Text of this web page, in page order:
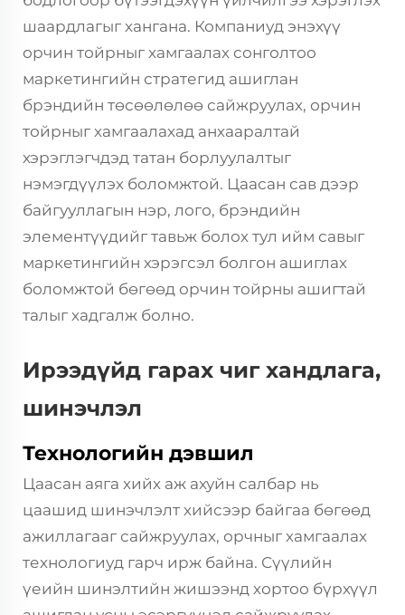
шаардлагыг хангана. Компаниуд энэхүү
орчин тойрныг хамгаалах сонголтоо
маркетингийн стратегид ашиглан
брэндийн төсөөлөлөө сайжруулах, орчин
тойрныг хамгаалахад анхааралтай
хэрэглэгчдэд татан борлуулалтыг
нэмэгдүүлэх боломжтой. Цаасан сав дээр
байгууллагын нэр, лого, брэндийн
элементүүдийг тавьж болох тул ийм савыг
маркетингийн хэрэгсэл болгон ашиглах
боломжтой бөгөөд орчин тойрны ашигтай
талыг хадгалж болно.
Ирээдүйд гарах чиг хандлага,
шинэчлэл
Технологийн дэвшил
Цаасан аяга хийх аж ахуйн салбар нь
цаашид шинэчлэлт хийсээр байгаа бөгөөд
ажиллагааг сайжруулах, орчныг хамгаалах
технологиуд гарч ирж байна. Сүүлийн
үеийн шинэлтийн жишээнд хортоо бүрхүүл